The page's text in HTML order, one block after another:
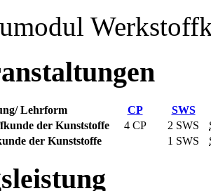
Lehrform CP
SWS
der Kunststoffe
4 CP 2 SWS
der Kunststoffe
1 SWS